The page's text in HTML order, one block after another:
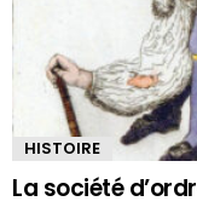
HISTOIRE
La société